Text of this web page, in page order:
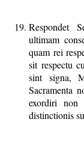
Respondet
ultimam
quam rei
sit respectu
sint signa,
Sacramenta
exordiri
distinctionis